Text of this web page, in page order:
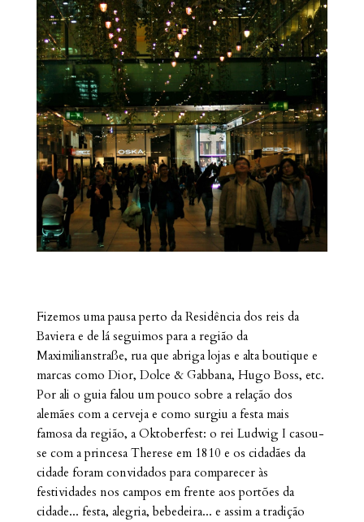
Fizemos uma pausa perto da Residência dos reis da
Baviera e de lá seguimos para a região da
Maximilianstraße, rua que abriga lojas e alta boutique e
marcas como Dior, Dolce & Gabbana, Hugo Boss, etc.
Por ali o guia falou um pouco sobre a relação dos
alemães com a cerveja e como surgiu a festa mais
famosa da região, a Oktoberfest: o rei Ludwig I casou-
se com a princesa Therese em 1810 e os cidadães da
cidade foram convidados para comparecer às
festividades nos campos em frente aos portões da
cidade... festa, alegria, bebedeira... e assim a tradição